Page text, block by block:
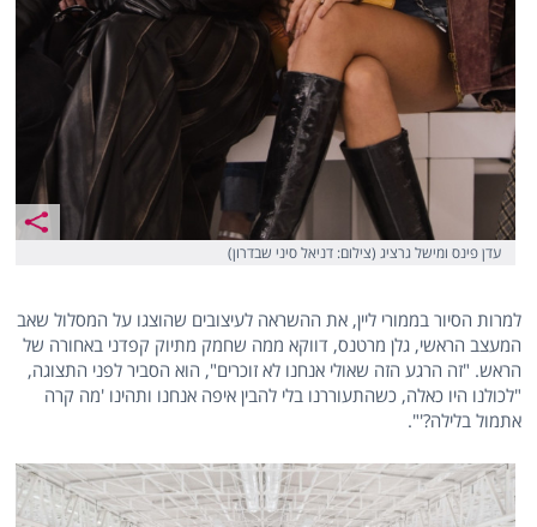
עדן פינס ומישל גרציג (צילום: דניאל סיני שבדרון)
למרות הסיור בממורי ליין, את ההשראה לעיצובים שהוצגו על המסלול שאב
המעצב הראשי, גלן מרטנס, דווקא ממה שחמק מתיוק קפדני באחורה של
הראש. "זה הרגע הזה שאולי אנחנו לא זוכרים", הוא הסביר לפני התצוגה,
"לכולנו היו כאלה, כשהתעוררנו בלי להבין איפה אנחנו ותהינו 'מה קרה
אתמול בלילה?'".